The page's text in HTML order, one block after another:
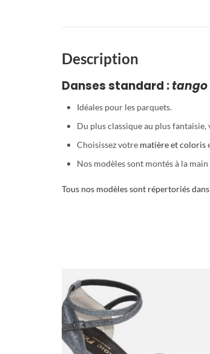
Description
Danses standard :tango
Idéales pour les parquets.
Du plus classique au plus
Choisissez votre matière et coloris
Nos modèles sont montés à la
Tous nos modèles sont répertoriés